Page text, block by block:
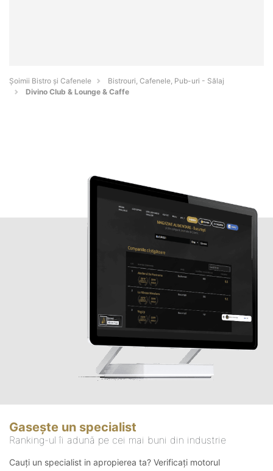
Șoimii Bistro și Cafenele
Bistrouri, Cafenele, Pub-uri - Sălaj
Divino Club & Lounge & Caffe
Gasește un specialist
Ranking-ul îi adună pe cei mai buni din industrie
Cauți un specialist in apropierea ta? Verificați motorul